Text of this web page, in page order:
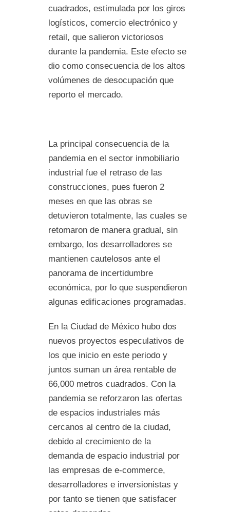
cuadrados, estimulada por los giros
logísticos, comercio electrónico y
retail, que salieron victoriosos
durante la pandemia. Este efecto se
dio como consecuencia de los altos
volúmenes de desocupación que
reporto el mercado.
La principal consecuencia de la
pandemia en el sector inmobiliario
industrial fue el retraso de las
construcciones, pues fueron 2
meses en que las obras se
detuvieron totalmente, las cuales se
retomaron de manera gradual, sin
embargo, los desarrolladores se
mantienen cautelosos ante el
panorama de incertidumbre
económica, por lo que suspendieron
algunas edificaciones programadas.
En la Ciudad de México hubo dos
nuevos proyectos especulativos de
los que inicio en este periodo y
juntos suman un área rentable de
66,000 metros cuadrados. Con la
pandemia se reforzaron las ofertas
de espacios industriales más
cercanos al centro de la ciudad,
debido al crecimiento de la
demanda de espacio industrial por
las empresas de e-commerce,
desarrolladores e inversionistas y
por tanto se tienen que satisfacer